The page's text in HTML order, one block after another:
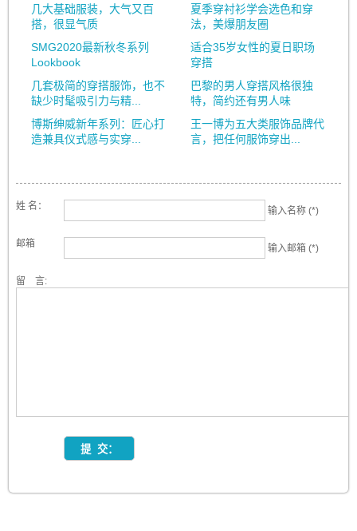
几大基础服装，大气又百
搭，很显气质
夏季穿衬衫学会选色和穿
法，美爆朋友圈
SMG2020最新秋冬系列
Lookbook
适合35岁女性的夏日职场
穿搭
几套极简的穿搭服饰，也不
缺少时髦吸引力与精...
巴黎的男人穿搭风格很独
特，简约还有男人味
博斯绅威新年系列：匠心打
造兼具仪式感与实穿...
王一博为五大类服饰品牌代
言，把任何服饰穿出...
姓 名： 输入名称 (*)
邮箱 输入邮箱 (*)
留 言: